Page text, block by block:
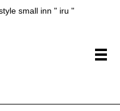
small inn " iru "
メ